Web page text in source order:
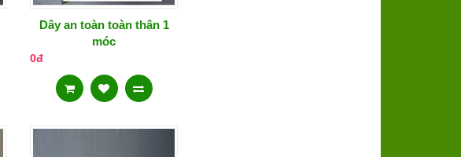
Dây an toàn toàn thân 1
móc
0đ